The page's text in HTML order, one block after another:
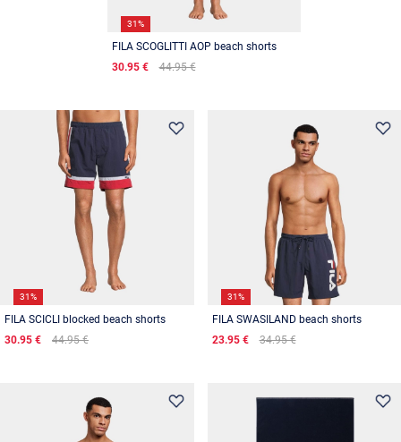
31%
FILA SCOGLITTI AOP beach shorts
30.95 €
44.95 €
31%
FILA SCICLI blocked beach shorts
30.95 €
44.95 €
31%
FILA SWASILAND beach shorts
23.95 €
34.95 €